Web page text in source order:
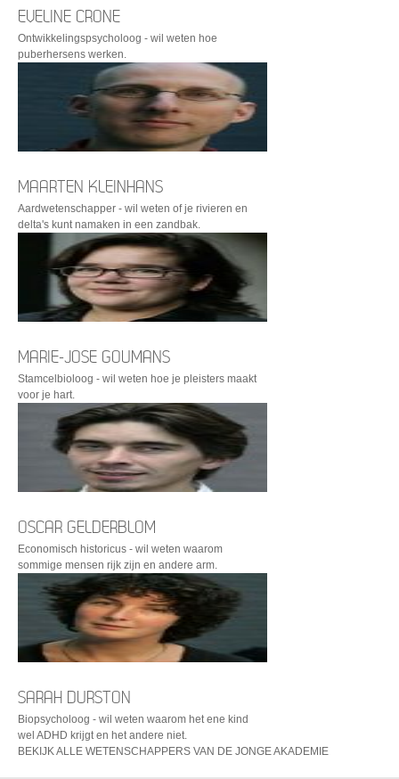
EVELINE CRONE
Ontwikkelingspsycholoog - wil weten hoe
puberhersens werken.
MAARTEN KLEINHANS
Aardwetenschapper - wil weten of je rivieren en
delta's kunt namaken in een zandbak.
MARIE-JOSE GOUMANS
Stamcelbioloog - wil weten hoe je pleisters maakt
voor je hart.
OSCAR GELDERBLOM
Economisch historicus - wil weten waarom
sommige mensen rijk zijn en andere arm.
SARAH DURSTON
Biopsycholoog - wil weten waarom het ene kind
wel ADHD krijgt en het andere niet.
BEKIJK ALLE WETENSCHAPPERS VAN DE JONGE AKADEMIE